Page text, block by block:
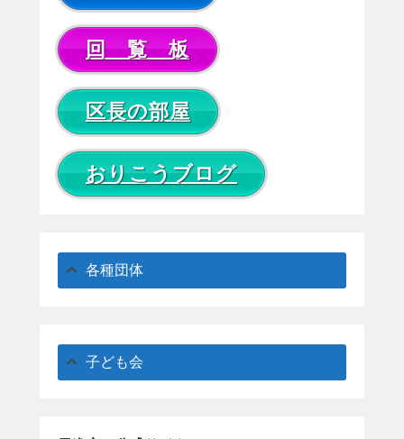
回 覧 板
区長の部屋
おりこうブログ
各種団体
子ども会